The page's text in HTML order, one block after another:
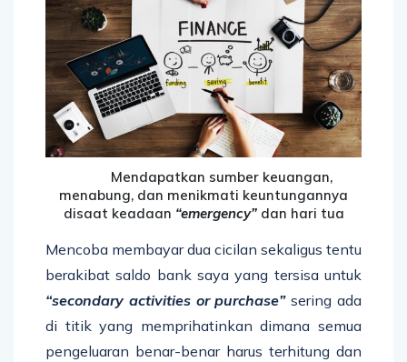
Mendapatkan sumber keuangan,
menabung, dan menikmati keuntungannya
disaat keadaan “emergency”dan hari tua
Mencoba membayar dua cicilan sekaligus tentu
berakibat saldo bank saya yang tersisa untuk
“secondary activities or purchase”sering ada
di titik yang memprihatinkan dimana semua
pengeluaran benar-benar harus terhitung dan